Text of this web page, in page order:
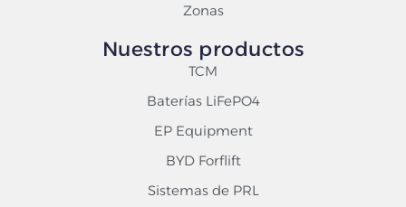
Zonas
Nuestros productos
TCM
Baterías LiFePO4
EP Equipment
BYD Forflift
Sistemas de PRL